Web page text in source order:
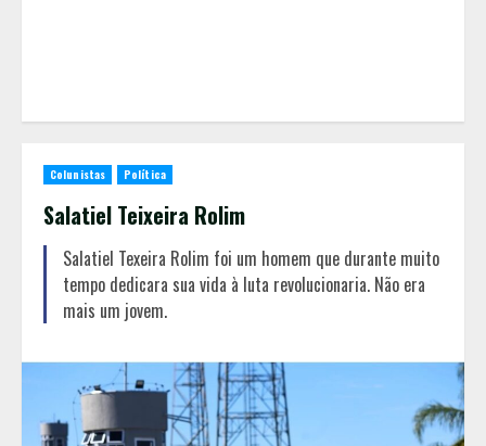
Colunistas Política
Salatiel Teixeira Rolim
Salatiel Texeira Rolim foi um homem que durante muito
tempo dedicara sua vida à luta revolucionaria. Não era
mais um jovem.